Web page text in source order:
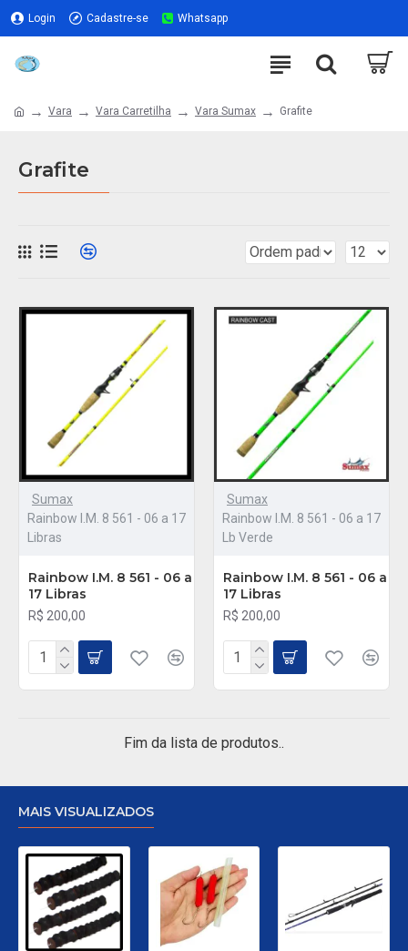
Login Cadastre-se Whatsapp
Vara Vara Carretilha Vara Sumax Grafite
Grafite
Sumax
Rainbow I.M. 8 561 - 06 a 17
Libras
Rainbow I.M. 8 561 - 06 a
17 Libras
R$ 200,00
Sumax
Rainbow I.M. 8 561 - 06 a 17
Lb Verde
Rainbow I.M. 8 561 - 06 a
17 Libras
R$ 200,00
Fim da lista de produtos..
MAIS VISUALIZADOS